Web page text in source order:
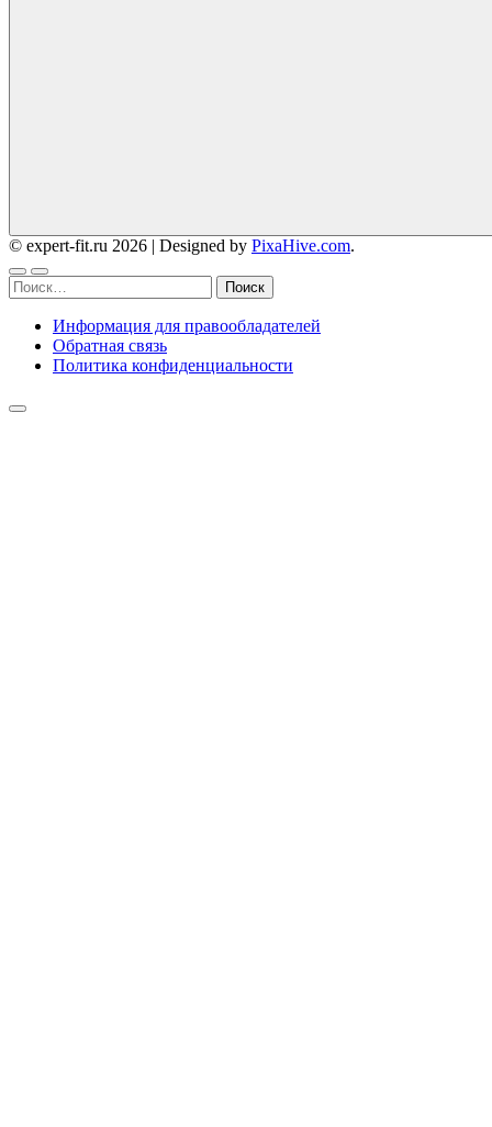
© expert-fit.ru 2026 | Designed by PixaHive.com.
Найти:
Информация для правообладателей
Обратная связь
Политика конфиденциальности